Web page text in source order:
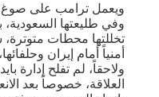
ويعمل ترامب على صوغ
وفي طليعتها السعودية،
تخللتها محطات
أمنياً أمام إيران
ولاحقاً، لم تفلح إدارة
العلاقة، خصوصاً بعد